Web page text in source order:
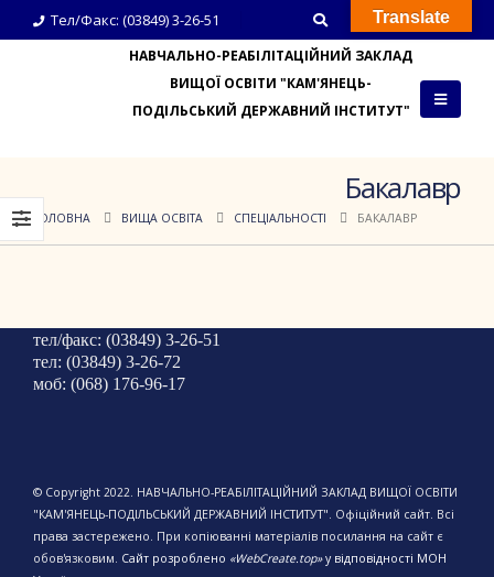
Тел/Факс: (03849) 3-26-51
НАВЧАЛЬНО-РЕАБІЛІТАЦІЙНИЙ ЗАКЛАД
ВИЩОЇ ОСВІТИ "КАМ'ЯНЕЦЬ-
ПОДІЛЬСЬКИЙ ДЕРЖАВНИЙ ІНСТИТУТ"
Бакалавр
ГОЛОВНА ВИЩА ОСВІТА СПЕЦІАЛЬНОСТІ БАКАЛАВР
тел/факс: (03849) 3-26-51
тел: (03849) 3-26-72
моб: (068) 176-96-17
© Copyright 2022. НАВЧАЛЬНО-РЕАБІЛІТАЦІЙНИЙ ЗАКЛАД ВИЩОЇ ОСВІТИ
"КАМ'ЯНЕЦЬ-ПОДІЛЬСЬКИЙ ДЕРЖАВНИЙ ІНСТИТУТ". Офіційний сайт. Всі
права застережено. При копіюванні матеріалів посилання на сайт є
обов'язковим. Сайт розроблено «WebCreate.top»у відповідності МОН
Translate